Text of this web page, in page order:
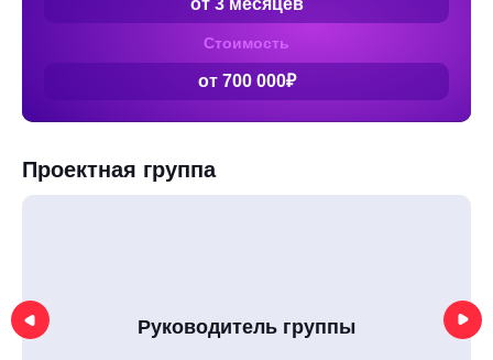
Стоимость
от 700 000₽
Проектная группа
Руководитель группы